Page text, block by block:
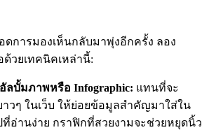
การมองเห็นกลับมาพุ่งอีกครั้ง ลอง
ด้วยเทคนิคเหล่านี้:
ลบั้มภาพหรือ Infographic: แทนที่จะ
วๆ ในเว็บ ให้ย่อยข้อมูลสำคัญมาใส่ใน
ที่อ่านง่าย กราฟิกที่สวยงามจะช่วยหยุดนิ้ว